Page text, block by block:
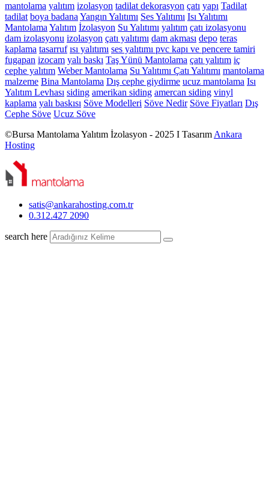
mantolama yalıtım izolasyon tadilatdekorasyon çatı yapı Tadilat
tadilat boya badanaYangın Yalıtımı Ses Yalıtımı Isı Yalıtımı
MantolamaYalıtım İzolasyon Su Yalıtımı yalıtım çatı izolasyonu
dam izolasyonu izolasyon çatı yalıtımı dam akması depo teras
kaplama tasarruf ısı yalıtımı ses yalıtımı pvc kapı ve pencere tamiri
fugapan izocam yalı baskı Taş Yünü Mantolama çatı yalıtım iç
cephe yalıtım Weber Mantolama Su Yalıtımı Çatı Yalıtımı mantolama
malzeme Bina Mantolama Dış cephe giydirme ucuz mantolama Isı
Yalıtım Levhası siding amerikan siding amercan siding vinyl
kaplama yalı baskısı Söve Modelleri Söve Nedir Söve Fiyatları Dış
Cephe Söve Ucuz Söve
©Bursa Mantolama Yalıtım İzolasyon - 2025 I TasarımAnkara
Hosting
satis@ankarahosting.com.tr
0.312.427 2090
search here